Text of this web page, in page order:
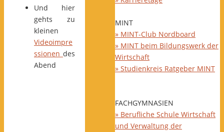
Und hier
gehts zu
kleinen
Videoimpre
ssionen des
Abend
MINT
» MINT-Club Nordboard
» MINT beim Bildungswerk der
Wirtschaft
» Studienkreis Ratgeber MINT
FACHGYMNASIEN
» Berufliche Schule Wirtschaft
und Verwaltung der